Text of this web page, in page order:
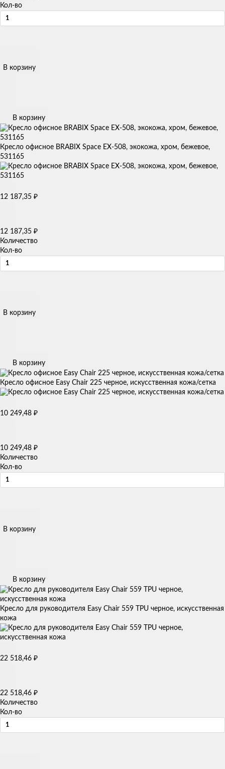
Кол-во
В корзину
В корзину
Кресло офисное BRABIX Space EX-508, экокожа, хром, бежевое,
531165
12 187,35 ₽
12 187,35 ₽
Количество
Кол-во
В корзину
В корзину
Кресло офисное Easy Chair 225 черное, искусственная кожа/сетка
10 249,48 ₽
10 249,48 ₽
Количество
Кол-во
В корзину
В корзину
Кресло для руководителя Easy Chair 559 TPU черное, искусственная
кожа
22 518,46 ₽
22 518,46 ₽
Количество
Кол-во